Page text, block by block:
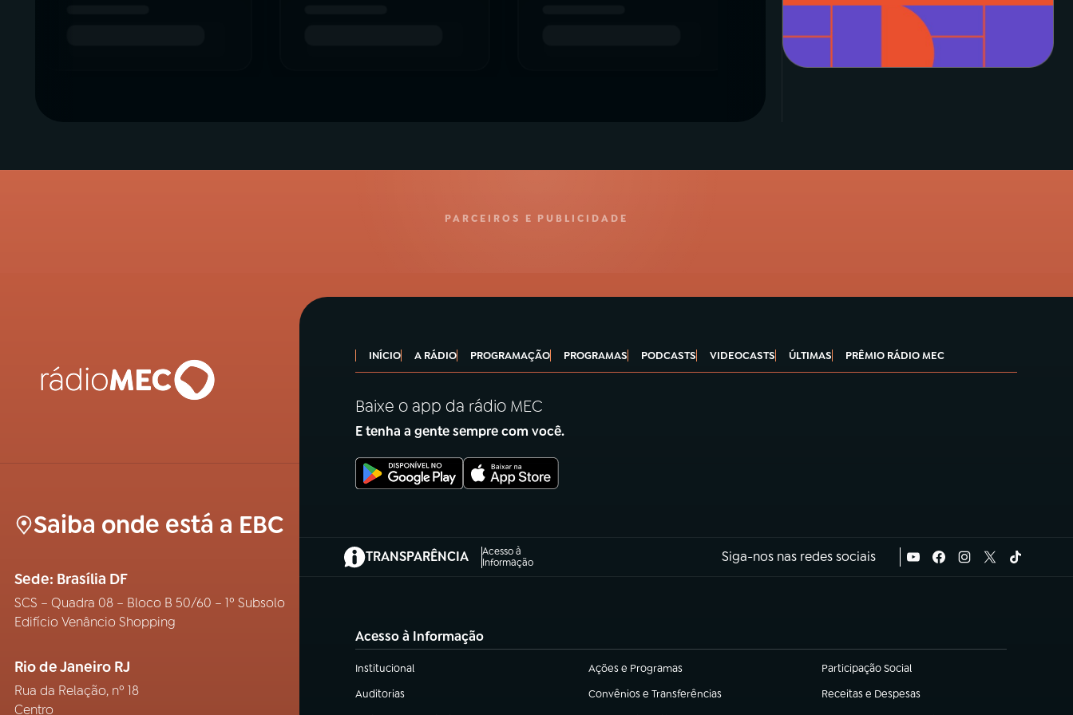
PARCEIROS E PUBLICIDADE
Saiba onde está a EBC
Sede: Brasília DF
SCS – Quadra 08 – Bloco B 50/60 – 1º Subsolo
Edifício Venâncio Shopping
Rio de Janeiro RJ
Rua da Relação, nº 18
Centro
INÍCIO A RÁDIO PROGRAMAÇÃO PROGRAMAS PODCASTS VIDEOCASTS ÚLTIMAS PRÊMIO RÁDIO MEC
Baixe o app da rádio MEC
E tenha a gente sempre com você.
TRANSPARÊNCIA
Acesso à
Informação
(abre em nova aba) Siga-nos nas redes sociais
Acesso à Informação
Institucional
(abre em nova aba) Ações e Programas
(abre em nova aba) Participação Social
(abre em nova aba)
Auditorias
(abre em nova aba) Convênios e Transferências
(abre em nova aba) Receitas e Despesas
(abre em nova aba)